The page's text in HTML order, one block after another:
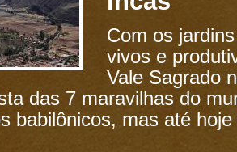
Com os
vivos e
Vale Sagrado
das 7 maravilhas do
babilônicos, mas até